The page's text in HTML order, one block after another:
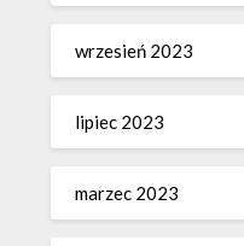
wrzesień 2023
lipiec 2023
marzec 2023